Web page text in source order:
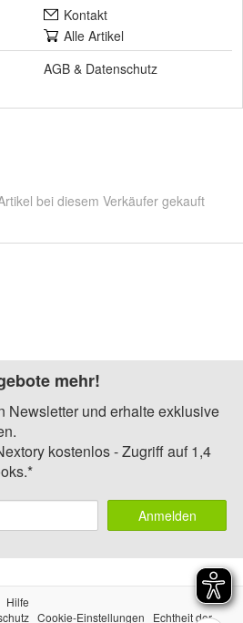
Kontakt
Alle Artikel
AGB & Datenschutz
bei diesem Verkäufer gekauft
mehr!
Newsletter und erhalte exklusive
kostenlos - Zugriff auf 1,4
Anmelden
Hilfe
Cookie-Einstellungen Echtheit der